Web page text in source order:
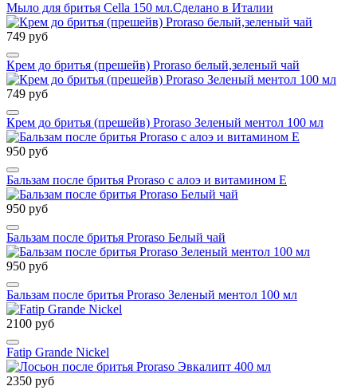
Мыло для бритья Cella 150 мл.Сделано в Италии
749 руб
Крем до бритья (прешейв) Proraso белый,зеленый чай
749 руб
Крем до бритья (прешейв) Proraso Зеленый ментол 100 мл
950 руб
Бальзам после бритья Proraso с алоэ и витамином Е
950 руб
Бальзам после бритья Proraso Белый чай
950 руб
Бальзам после бритья Proraso Зеленый ментол 100 мл
2100 руб
Fatip Grande Nickel
2350 руб